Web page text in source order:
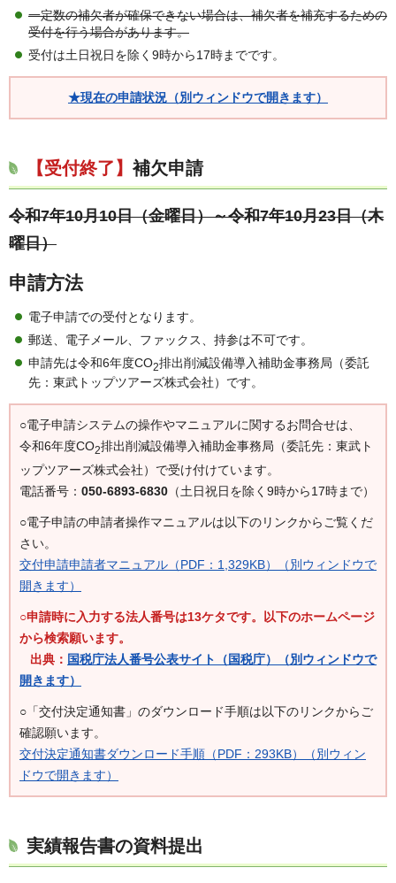
一定数の補欠者が確保できない場合は、補欠者を補充するための
受付を行う場合があります。
受付は土日祝日を除く9時から17時までです。
★現在の申請状況（別ウィンドウで開きます）
【受付終了】 補欠申請
令和7年10月10日（金曜日）～令和7年10月23日（木
曜日）
申請方法
電子申請での受付となります。
郵送、電子メール、ファックス、持参は不可です。
申請先は令和6年度CO2排出削減設備導入補助金事務局（委託
先：東武トップツアーズ株式会社）です。
○電子申請システムの操作やマニュアルに関するお問合せは、
令和6年度CO2排出削減設備導入補助金事務局（委託先：東武ト
ップツアーズ株式会社）で受け付けています。
電話番号： 050-6893-6830 （土日祝日を除く9時から17時まで）
○電子申請の申請者操作マニュアルは以下のリンクからご覧くだ
さい。
交付申請申請者マニュアル（PDF：1,329KB）（別ウィンドウで
開きます）
○申請時に入力する法人番号は13ケタです。以下のホームページ
から検索願います。
出典： 国税庁法人番号公表サイト（国税庁）（別ウィンドウで
開きます）
○「交付決定通知書」のダウンロード手順は以下のリンクからご
確認願います。
交付決定通知書ダウンロード手順（PDF：293KB）（別ウィン
ドウで開きます）
実績報告書の資料提出